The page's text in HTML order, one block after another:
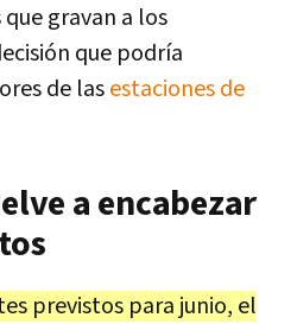
gravan a los
que podría
de lasestaciones de
a encabezar
previstos para junio, el